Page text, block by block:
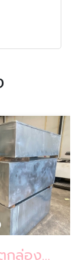
รับผลิตกล่องพลูบ๊อกซ์